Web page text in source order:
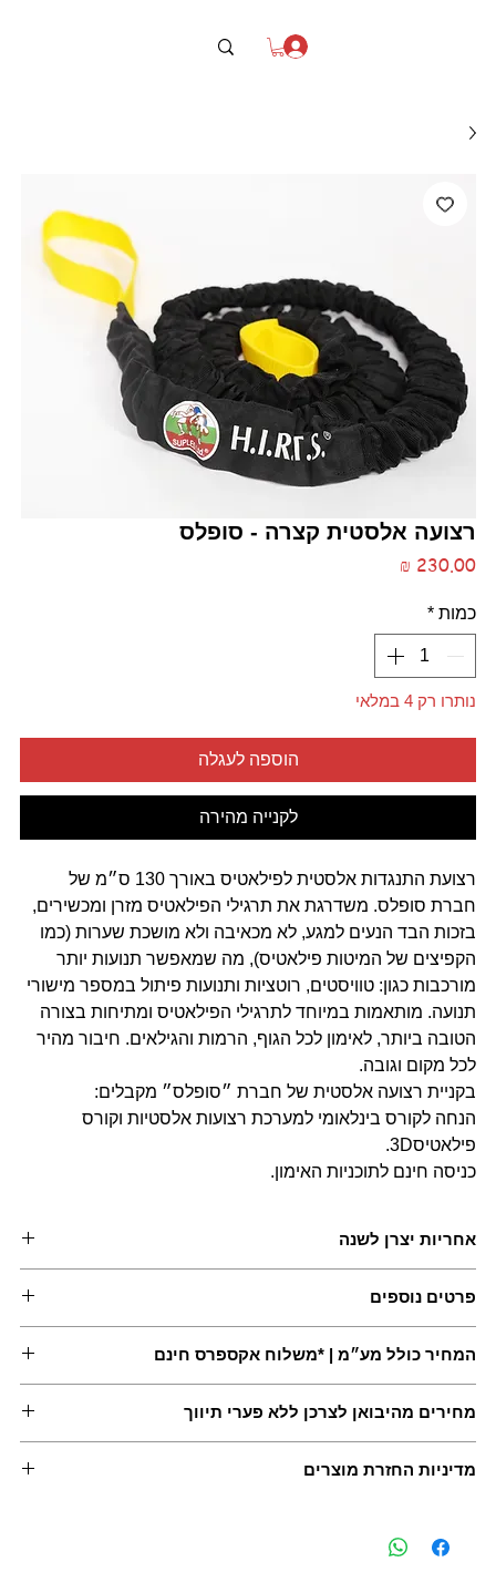
רצועה אלסטית קצרה - סופלס
‏230.00 ‏₪
כמות *
נותרו רק 4 במלאי
הוספה לעגלה
לקנייה מהירה
רצועת התנגדות אלסטית לפילאטיס באורך 130 ס״מ של
חברת סופלס. משדרגת את תרגילי הפילאטיס מזרן ומכשירים,
בזכות הבד הנעים למגע, לא מכאיבה ולא מושכת שערות (כמו
הקפיצים של המיטות פילאטיס), מה שמאפשר תנועות יותר
מורכבות כגון: טוויסטים, רוטציות ותנועות פיתול במספר מישורי
תנועה. מותאמות במיוחד לתרגילי הפילאטיס ומתיחות בצורה
הטובה ביותר, לאימון לכל הגוף, הרמות והגילאים. חיבור מהיר
לכל מקום וגובה.
בקניית רצועה אלסטית של חברת ״סופלס״ מקבלים:
הנחה לקורס בינלאומי למערכת רצועות אלסטיות וקורס
פילאטיס3D.
כניסה חינם לתוכניות האימון.
אחריות יצרן לשנה
פרטים נוספים
ידית בכל קצה המאפשרת אחיזה בטיחותית, נוחות וחיבור קל ומהיר
לכל עוגן. לעומת גומיות שיכולות להיקרע, הרצועה האלסטית של
חברת סופלס, עשויה מבד עמיד במיוחד המונע נזקים ופציעות.
המחיר כולל מע״מ | *משלוח אקספרס חינם
מחירים מהיבואן לצרכן ללא פערי תיווך
מדיניות החזרת מוצרים
קבלת פרטי העסקה - לפי המאוחר מבניהם, במוצר שיוחזר
באריזתו המקורית ובאריזה שלמה שלא ניזוקה כלל. בעל העסק